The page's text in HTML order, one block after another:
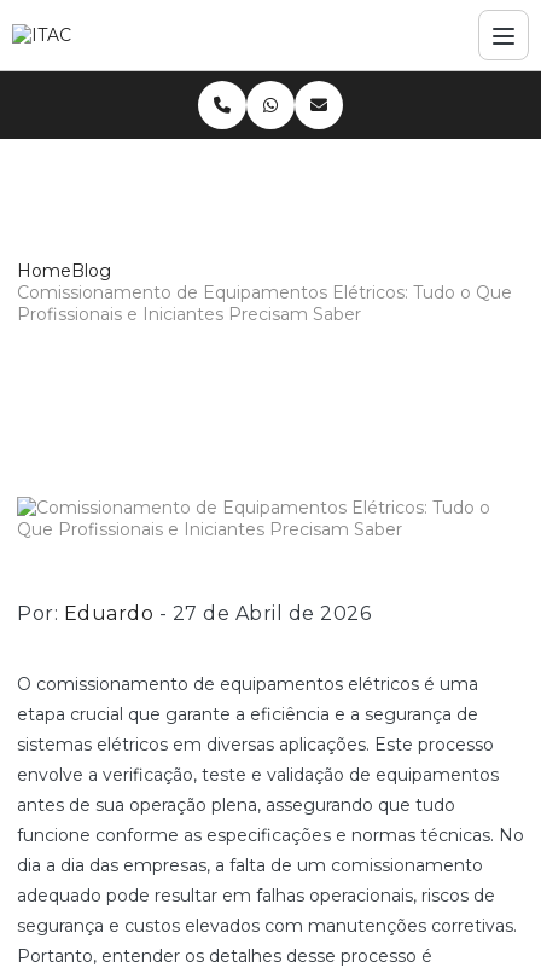
HomeBlog
Comissionamento de Equipamentos Elétricos: Tudo o Que
Profissionais e Iniciantes Precisam Saber
Por: Eduardo - 27 de Abril de 2026
O comissionamento de equipamentos elétricos é uma
etapa crucial que garante a eficiência e a segurança de
sistemas elétricos em diversas aplicações. Este processo
envolve a verificação, teste e validação de equipamentos
antes de sua operação plena, assegurando que tudo
funcione conforme as especificações e normas técnicas. No
dia a dia das empresas, a falta de um comissionamento
adequado pode resultar em falhas operacionais, riscos de
segurança e custos elevados com manutenções corretivas.
Portanto, entender os detalhes desse processo é